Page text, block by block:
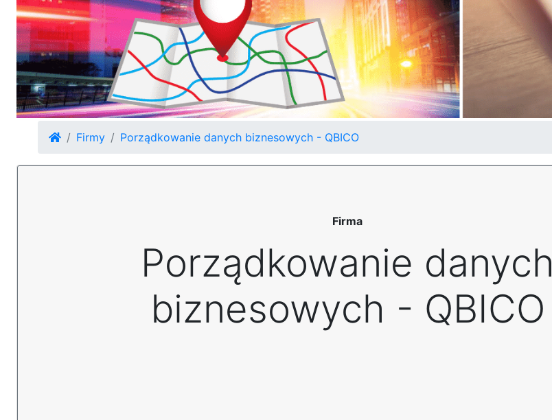
Firmy Porządkowanie danych biznesowych - QBICO
Firma
Porządkowanie danych
biznesowych - QBICO